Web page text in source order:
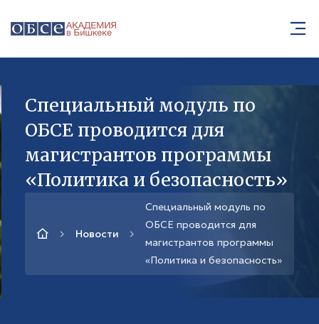
Специальный модуль по
ОБСЕ проводится для
магистрантов программы
«Политика и безопасность»
Новости
Специальный модуль по
ОБСЕ проводится для
магистрантов программы
«Политика и безопасность»